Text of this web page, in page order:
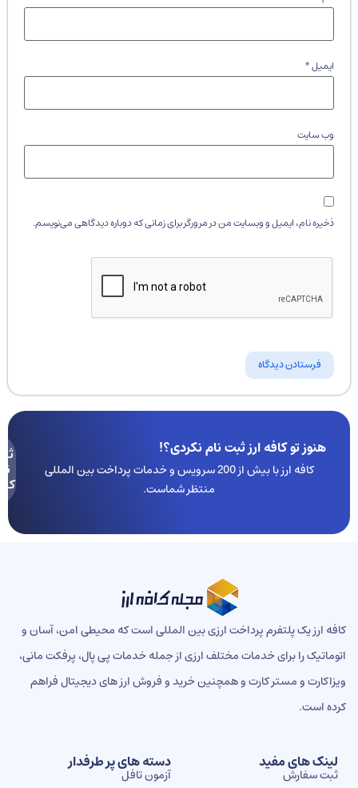
*
وب‌ سایت
ذخیره نام، ایمیل و وبسایت من در مرورگر برای زمانی که دوباره دیدگاهی می‌نویسم.
هنوز تو کافه ارز ثبت نام نکردی؟!
کافه ارز با بیش از 200 سرویس و خدمات پرداخت بین المللی
منتظر شماست.
ثبت
کنید
ارز یک پلتفرم پرداخت ارزی بین المللی است که محیطی امن، آسان و
را برای خدمات مختلف ارزی از جمله خدمات پی پال، پرفکت مانی،
و مستر کارت و همچنین خرید و فروش ارز های دیجیتال فراهم
است.
های مفید
سفارش
دسته های پر طرفدار
آزمون تافل